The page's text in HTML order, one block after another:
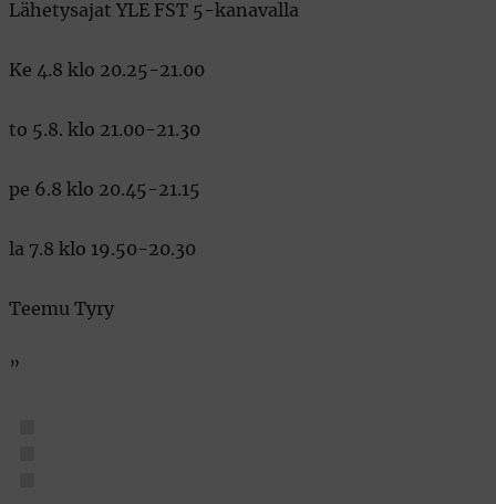
Lähetysajat YLE FST 5-kanavalla
Ke 4.8 klo 20.25-21.00
to 5.8. klo 21.00-21.30
pe 6.8 klo 20.45-21.15
la 7.8 klo 19.50-20.30
Teemu Tyry
”